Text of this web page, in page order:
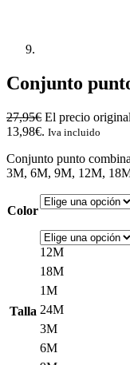
Conjunto
27,95€ El precio
13,98€. Iva incluido
Conjunto punto
3M, 6M, 9M, 12M,
Color
Talla
12M
18M
1M
24M
3M
6M